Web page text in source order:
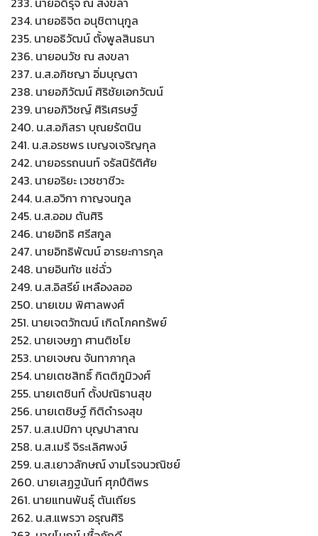
234. นายอธิจิต อนุชิตานุกูล
235. นายอธิวัฒน์ ตั้งพูลสินธนา
236. นายอนวัช ณ สงขลา
237. น.ส.อภิชญา อิ่มบุญตา
238. นายอภิวัฒน์ ศิริชัยเอกวัฒน์
239. นายอภิวิชญ์ ศิริเศรษฐ์
240. น.ส.อภิสรา บุณยรัตนิน
241. น.ส.อรชพร เบญจเจริญกุล
242. นายอรรถนนท์ จรัสนิรัติศัย
243. นายอริยะ เวชชาชีวะ
244. น.ส.อวิกา กาญจนกูล
245. น.ส.ออม ตันศิริ
246. นายอิทธิ ศรีสกูล
247. นายอิทธิพัฒน์ อารยะการกุล
248. นายอินทัช แซ่ฉั่ว
249. น.ส.อิสรีย์ เหลืองลออ
250. นายเขม พิศาลพงศ์
251. นายเจตวัฑฒน์ เกิดโภคทรัพย์
252. นายเจษฎา ศานติชโย
253. นายเจษณ จันทาภากุล
254. นายเตชสิทธิ์ กิตติภูมิวงศ์
255. นายเตชินท์ ตั้งปณิธานสุข
256. นายเตชิษฐ์ กิติดำรงสุข
257. น.ส.เปมิกา บุญปาสาณ
258. น.ส.เมรี จิระเลิศพงษ์
259. น.ส.เยาวลักษณ์ งามโรจนวณิชย์
260. นายเสฏฐนันท์ ศุภปีติพร
261. นายแทนพันธุ์ ตันเถียร
262. น.ส.แพรวา อรุณศิริ